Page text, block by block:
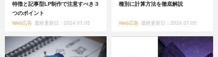
特徴と記事型LP制作で注意すべき３
つのポイント
Web広告 最終更新日：2024.07.05
種別に計算方法を徹底解説
Web広告 最終更新日：2024.07.05